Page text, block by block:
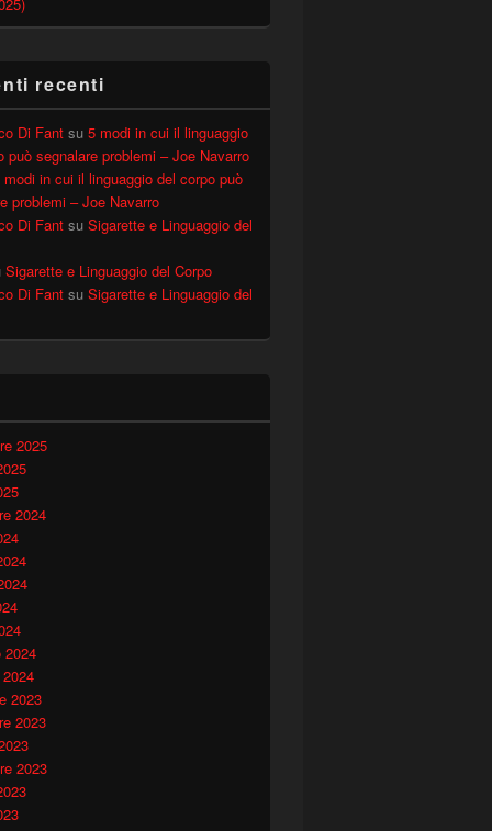
recenti
Di Fant su 5 modi in cui il linguaggio
può segnalare problemi – Joe Navarro
modi in cui il linguaggio del corpo può
problemi – Joe Navarro
Di Fant su Sigarette e Linguaggio del
Sigarette e Linguaggio del Corpo
Di Fant su Sigarette e Linguaggio del
2025
2024
2024
2023
2023
2023